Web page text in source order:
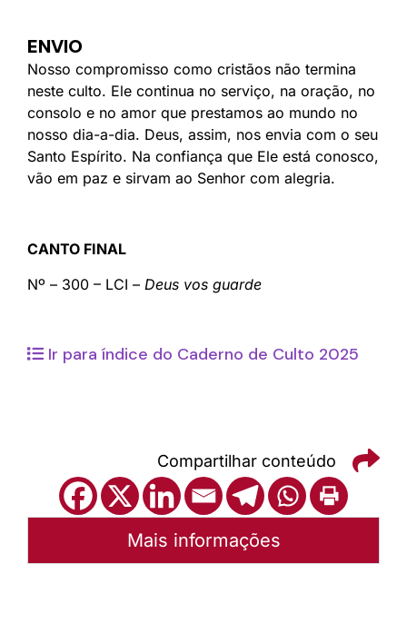
ENVIO
Nosso compromisso como cristãos não termina
neste culto. Ele continua no serviço, na oração, no
consolo e no amor que prestamos ao mundo no
nosso dia-a-dia. Deus, assim, nos envia com o seu
Santo Espírito. Na confiança que Ele está conosco,
vão em paz e sirvam ao Senhor com alegria.
CANTO FINAL
Nº – 300 – LCI – Deus vos guarde
Ir para índice do Caderno de Culto 2025
Compartilhar conteúdo
Mais informações